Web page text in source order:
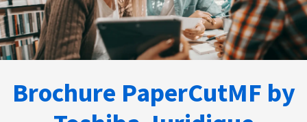
Brochure PaperCutMF by